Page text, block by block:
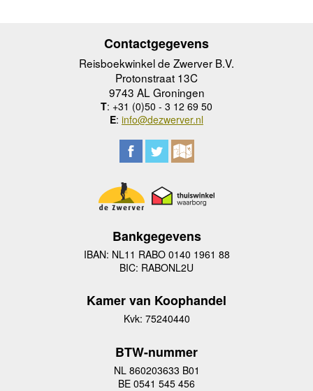
Contactgegevens
Reisboekwinkel de Zwerver B.V.
Protonstraat 13C
9743 AL Groningen
T: +31 (0)50 - 3 12 69 50
E: info@dezwerver.nl
Bankgegevens
IBAN: NL11 RABO 0140 1961 88
BIC: RABONL2U
Kamer van Koophandel
Kvk: 75240440
BTW-nummer
NL 860203633 B01
BE 0541 545 456